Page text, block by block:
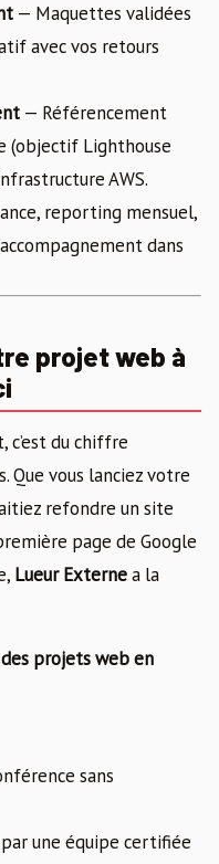
— Maquettes validées
avec vos retours
— Référencement
(objectif Lighthouse
AWS.
reporting mensuel,
dans
projet web à
c’est du chiffre
Que vous lanciez votre
refondre un site
page de Google
Lueur Externea la
projets web en
sans
une équipe certifiée